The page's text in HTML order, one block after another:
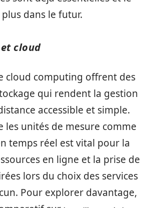
dans le futur.
cloud
cloud computing offrent des
qui rendent la gestion
accessible et simple.
les unités de mesure comme
temps réel est vital pour la
en ligne et la prise de
lors du choix des services
Pour explorer davantage,